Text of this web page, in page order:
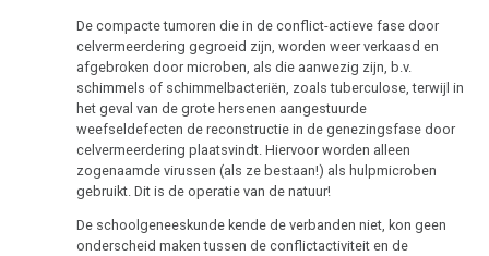
Therapie
Studentenmädchen
Therapeutische
De compacte tumoren die in de conflict-actieve fase door
celvermeerdering gegroeid zijn, worden weer verkaasd en
afgebroken door microben, als die aanwezig zijn, b.v.
schimmels of schimmelbacteriën, zoals tuberculose, terwijl in
het geval van de grote hersenen aangestuurde
weefseldefecten de reconstructie in de genezingsfase door
celvermeerdering plaatsvindt. Hiervoor worden alleen
zogenaamde virussen (als ze bestaan!) als hulpmicroben
gebruikt. Dit is de operatie van de natuur!
De schoolgeneeskunde kende de verbanden niet, kon geen
onderscheid maken tussen de conflictactiviteit en de